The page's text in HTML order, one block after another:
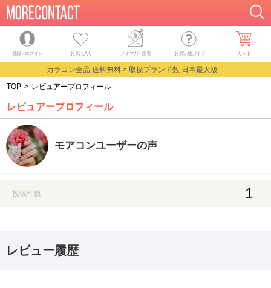
登録・ログイン お気に入り メルマガ・割引 お買い物ガイド カート
カラコン全品 送料無料 × 取扱ブランド数 日本最大級
TOP > レビュアープロフィール
レビュアープロフィール
モアコンユーザーの声
投稿件数 1
レビュー履歴